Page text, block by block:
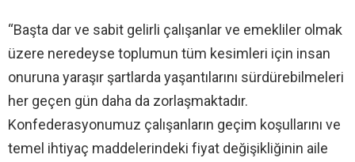
“Başta dar ve sabit gelirli çalışanlar ve emekliler olmak
üzere neredeyse toplumun tüm kesimleri için insan
onuruna yaraşır şartlarda yaşantılarını sürdürebilmeleri
her geçen gün daha da zorlaşmaktadır.
Konfederasyonumuz çalışanların geçim koşullarını ve
temel ihtiyaç maddelerindeki fiyat değişikliğinin aile